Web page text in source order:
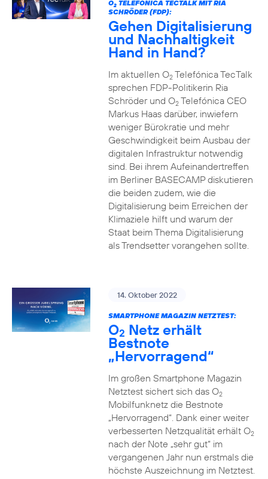
O2TELEFÓNICA TECTALK MIT RIA
SCHRÖDER (FDP):
Gehen Digitalisierung
und Nachhaltigkeit
Hand in Hand?
Im aktuellen O2Telefónica TecTalk
sprechen FDP-Politikerin Ria
Schröder und O2Telefónica CEO
Markus Haas darüber, inwiefern
weniger Bürokratie und mehr
Geschwindigkeit beim Ausbau der
digitalen Infrastruktur notwendig
sind. Bei ihrem Aufeinandertreffen
im Berliner BASECAMP diskutieren
die beiden zudem, wie die
Digitalisierung beim Erreichen der
Klimaziele hilft und warum der
Staat beim Thema Digitalisierung
als Trendsetter vorangehen sollte.
14. Oktober 2022
SMARTPHONE MAGAZIN NETZTEST:
O2 Netz erhält
Bestnote
„Hervorragend“
Im großen Smartphone Magazin
Netztest sichert sich das O2
Mobilfunknetz die Bestnote
„Hervorragend“. Dank einer weiter
verbesserten Netzqualität erhält O2
nach der Note „sehr gut“ im
vergangenen Jahr nun erstmals die
höchste Auszeichnung im Netztest.